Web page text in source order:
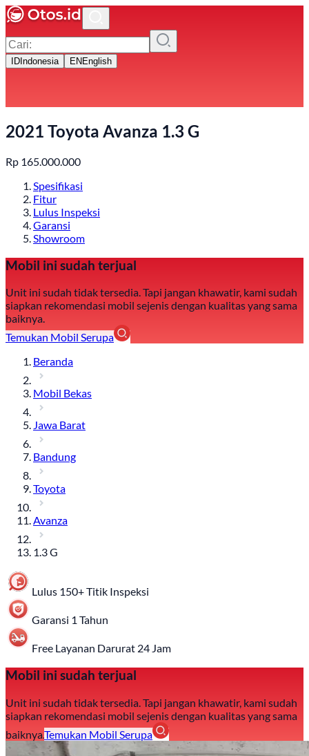
ID Indonesia EN English
2021 Toyota Avanza 1.3 G
Rp 165.000.000
Spesifikasi
Fitur
Lulus Inspeksi
Garansi
Showroom
Mobil ini sudah terjual
Unit ini sudah tidak tersedia. Tapi jangan khawatir, kami sudah
siapkan rekomendasi mobil sejenis dengan kualitas yang sama
baiknya.
Temukan Mobil Serupa
Beranda
Mobil Bekas
Jawa Barat
Bandung
Toyota
Avanza
1.3 G
Lulus 150+ Titik Inspeksi
Garansi 1 Tahun
Free Layanan Darurat 24 Jam
Mobil ini sudah terjual
Unit ini sudah tidak tersedia. Tapi jangan khawatir, kami sudah
siapkan rekomendasi mobil sejenis dengan kualitas yang sama
baiknya.Temukan Mobil Serupa